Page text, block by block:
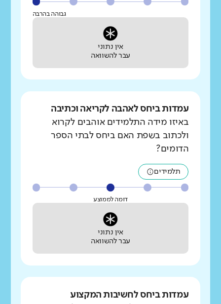
גבוהה בהרבה
אין נתוני
עבר להשוואה
עמדות ביחס לאהבה לקריאה וכתיבה
באיזו מידה התלמידים אוהבים לקרוא
ולכתוב בשפת האם ביחס לבתי הספר
הדומים?
תלמידים
דומה לממוצע
אין נתוני
עבר להשוואה
עמדות ביחס לחשיבות המקצוע